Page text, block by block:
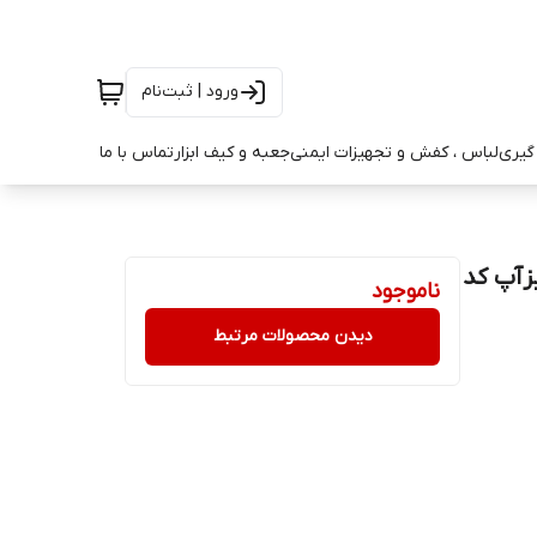
ورود | ثبت‌نام
گیریلباس ، کفش و تجهیزات ایمنیجعبه و کیف ابزارتماس با ما
کد
ناموجود
دیدن محصولات مرتبط